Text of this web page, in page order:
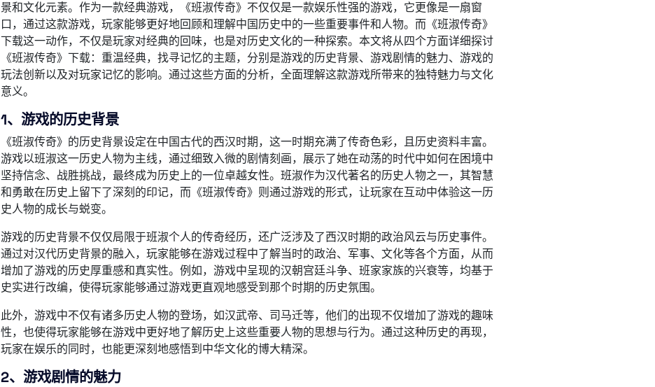
景和文化元素。作为一款经典游戏，《班淑传奇》不仅仅是一款娱乐性强的游戏，它更像是一扇窗
口，通过这款游戏，玩家能够更好地回顾和理解中国历史中的一些重要事件和人物。而《班淑传奇》
下载这一动作，不仅是玩家对经典的回味，也是对历史文化的一种探索。本文将从四个方面详细探讨
《班淑传奇》下载：重温经典，找寻记忆的主题，分别是游戏的历史背景、游戏剧情的魅力、游戏的
玩法创新以及对玩家记忆的影响。通过这些方面的分析，全面理解这款游戏所带来的独特魅力与文化
意义。
1、游戏的历史背景
《班淑传奇》的历史背景设定在中国古代的西汉时期，这一时期充满了传奇色彩，且历史资料丰富。
游戏以班淑这一历史人物为主线，通过细致入微的剧情刻画，展示了她在动荡的时代中如何在困境中
坚持信念、战胜挑战，最终成为历史上的一位卓越女性。班淑作为汉代著名的历史人物之一，其智慧
和勇敢在历史上留下了深刻的印记，而《班淑传奇》则通过游戏的形式，让玩家在互动中体验这一历
史人物的成长与蜕变。
游戏的历史背景不仅仅局限于班淑个人的传奇经历，还广泛涉及了西汉时期的政治风云与历史事件。
通过对汉代历史背景的融入，玩家能够在游戏过程中了解当时的政治、军事、文化等各个方面，从而
增加了游戏的历史厚重感和真实性。例如，游戏中呈现的汉朝宫廷斗争、班家家族的兴衰等，均基于
史实进行改编，使得玩家能够通过游戏更直观地感受到那个时期的历史氛围。
此外，游戏中不仅有诸多历史人物的登场，如汉武帝、司马迁等，他们的出现不仅增加了游戏的趣味
性，也使得玩家能够在游戏中更好地了解历史上这些重要人物的思想与行为。通过这种历史的再现，
玩家在娱乐的同时，也能更深刻地感悟到中华文化的博大精深。
2、游戏剧情的魅力